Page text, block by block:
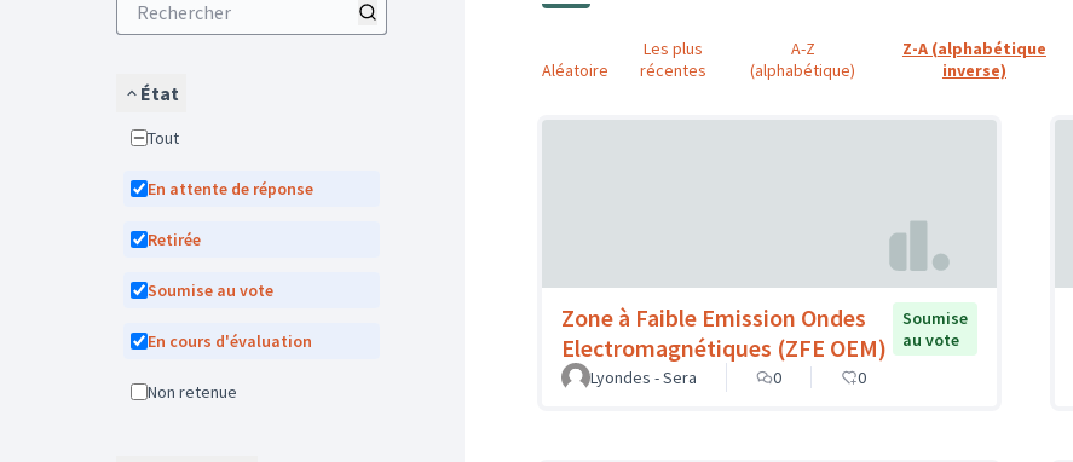
État
Tout
En attente de réponse
Retirée
Soumise au vote
En cours d'évaluation
Non retenue
Aléatoire
Les plus
récentes
A-Z
(alphabétique)
Z-A (alphabétique
inverse)
Zone à Faible Emission Ondes
Electromagnétiques (ZFE OEM)
Soumise
au vote
Lyondes - Sera
0 0